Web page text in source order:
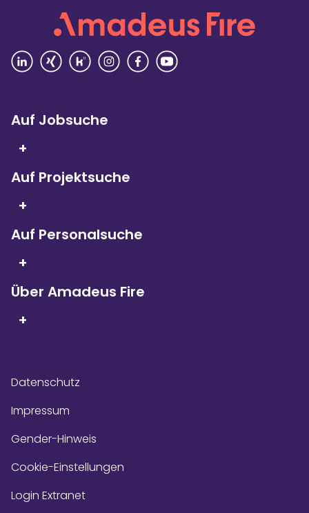
4,4
Rezensionen lesen
Kununu Top Company – dank
über 9.000Bewertungen!
Auf Jobsuche
+
Auf Projektsuche
+
Auf Personalsuche
+
Über Amadeus Fire
+
Datenschutz
Impressum
Gender-Hinweis
Cookie-Einstellungen
Login Extranet